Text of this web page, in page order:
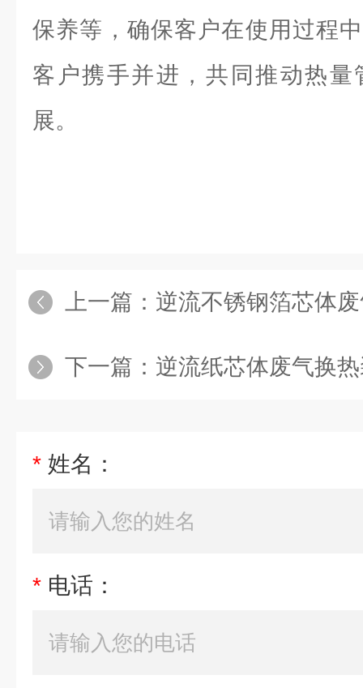
保养等，确保客户在使用过程
客户携手并进，共同推动热
展。
上一篇： 逆流不锈钢箔芯体
下一篇： 逆流纸芯体废气换
* 姓名：
* 电话：